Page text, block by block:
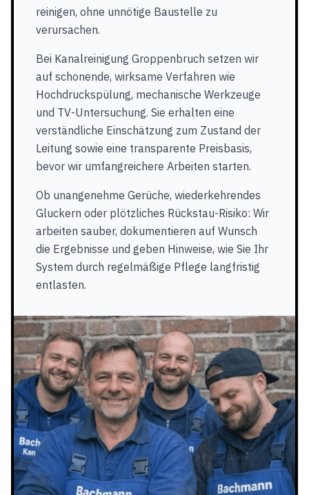
reinigen, ohne unnötige Baustelle zu
verursachen.
Bei Kanalreinigung Groppenbruch setzen wir
auf schonende, wirksame Verfahren wie
Hochdruckspülung, mechanische Werkzeuge
und TV-Untersuchung. Sie erhalten eine
verständliche Einschätzung zum Zustand der
Leitung sowie eine transparente Preisbasis,
bevor wir umfangreichere Arbeiten starten.
Ob unangenehme Gerüche, wiederkehrendes
Gluckern oder plötzliches Rückstau-Risiko: Wir
arbeiten sauber, dokumentieren auf Wunsch
die Ergebnisse und geben Hinweise, wie Sie Ihr
System durch regelmäßige Pflege langfristig
entlasten.